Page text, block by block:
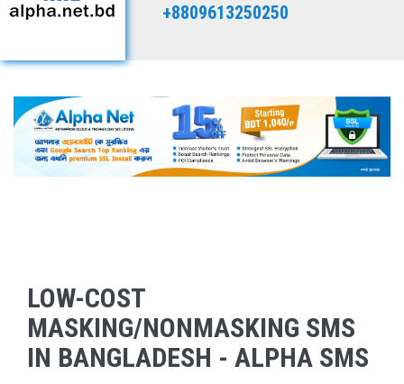
+8809613250250
LOW-COST
MASKING/NONMASKING SMS
IN BANGLADESH - ALPHA SMS